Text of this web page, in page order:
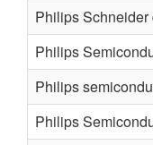
Philips
Philips
Philips
Philips